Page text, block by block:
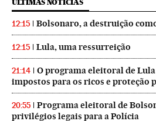
ÚLTIMAS NOTICIAS
12:15 Bolsonaro, a destruição
12:15 Lula, uma ressurreição
21:14
O programa eleitoral de Lula
impostos para os ricos e proteção
20:55
Programa eleitoral de
privilégios legais para a Polícia